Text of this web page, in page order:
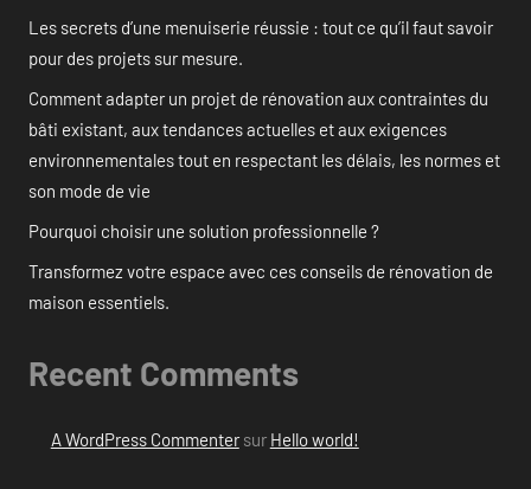
Les secrets d’une menuiserie réussie : tout ce qu’il faut savoir
pour des projets sur mesure.
Comment adapter un projet de rénovation aux contraintes du
bâti existant, aux tendances actuelles et aux exigences
environnementales tout en respectant les délais, les normes et
son mode de vie
Pourquoi choisir une solution professionnelle ?
Transformez votre espace avec ces conseils de rénovation de
maison essentiels.
Recent Comments
A WordPress Commentersur Hello world!